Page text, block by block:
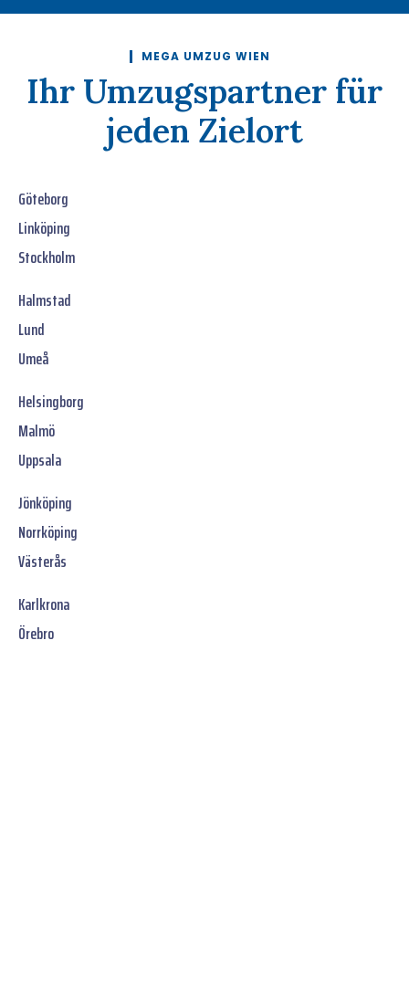
MEGA UMZUG WIEN
Ihr Umzugspartner für
jeden Zielort
Göteborg
Linköping
Stockholm
Halmstad
Lund
Umeå
Helsingborg
Malmö
Uppsala
Jönköping
Norrköping
Västerås
Karlkrona
Örebro